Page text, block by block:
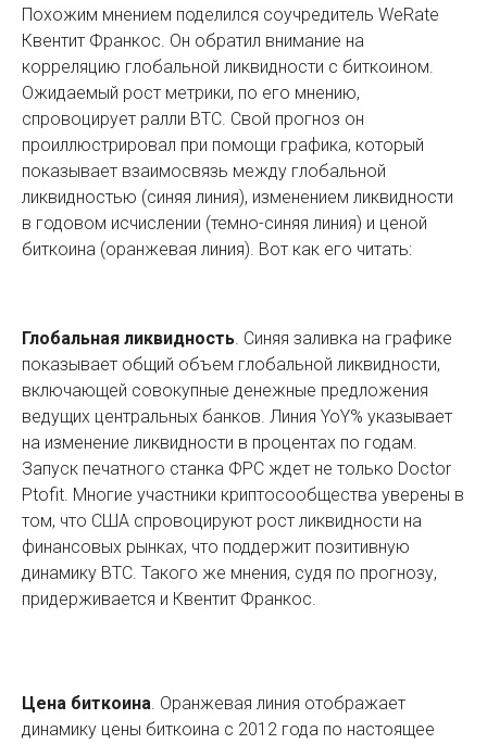
Похожим мнением поделился соучредитель WeRate
Квентит Франкос. Он обратил внимание на
корреляцию глобальной ликвидности с биткоином.
Ожидаемый рост метрики, по его мнению,
спровоцирует ралли BTC. Свой прогноз он
проиллюстрировал при помощи графика, который
показывает взаимосвязь между глобальной
ликвидностью (синяя линия), изменением ликвидности
в годовом исчислении (темно-синяя линия) и ценой
биткоина (оранжевая линия). Вот как его читать:
Глобальная ликвидность. Синяя заливка на графике
показывает общий объем глобальной ликвидности,
включающей совокупные денежные предложения
ведущих центральных банков. Линия YoY% указывает
на изменение ликвидности в процентах по годам.
Запуск печатного станка ФРС ждет не только Doctor
Ptofit. Многие участники криптосообщества уверены в
том, что США спровоцируют рост ликвидности на
финансовых рынках, что поддержит позитивную
динамику BTC. Такого же мнения, судя по прогнозу,
придерживается и Квентит Франкос.
Цена биткоина. Оранжевая линия отображает
динамику цены биткоина с 2012 года по настоящее